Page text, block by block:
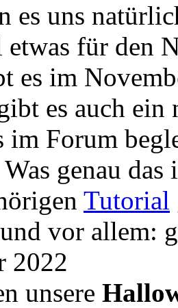
es uns
etwas für den
es im
es auch ein
im Forum
Was genau
Tutorial
vor allem:
2022
unsere